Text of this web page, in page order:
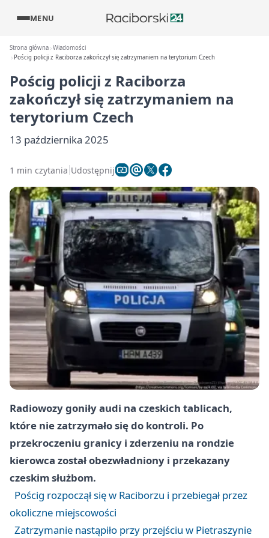
MENU
Strona główna Wiadomości
Pościg policji z Raciborza zakończył się zatrzymaniem na terytorium Czech
Pościg policji z Raciborza
zakończył się zatrzymaniem na
terytorium Czech
13 października 2025
1 min czytania Udostępnij
Radiowozy goniły audi na czeskich tablicach,
które nie zatrzymało się do kontroli. Po
przekroczeniu granicy i zderzeniu na rondzie
kierowca został obezwładniony i przekazany
czeskim służbom.
Pościg rozpoczął się w Raciborzu i przebiegał przez
okoliczne miejscowości
Zatrzymanie nastąpiło przy przejściu w Pietraszynie